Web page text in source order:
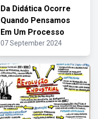
Da Didática Ocorre
Quando Pensamos
Em Um Processo
07 September 2024